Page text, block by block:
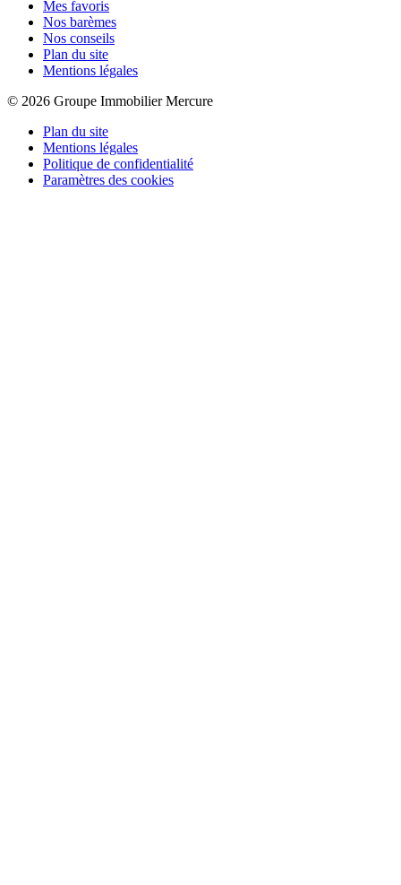
Mes favoris
Nos barèmes
Nos conseils
Plan du site
Mentions légales
© 2026 Groupe Immobilier Mercure
Plan du site
Mentions légales
Politique de confidentialité
Paramètres des cookies